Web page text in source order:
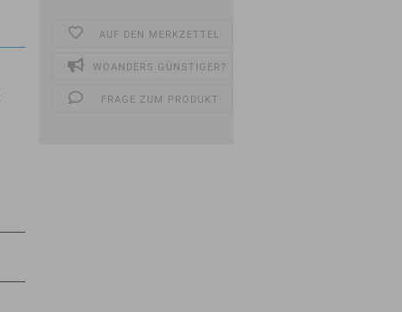
AUF DEN MERKZETTEL
WOANDERS GÜNSTIGER?
FRAGE ZUM PRODUKT